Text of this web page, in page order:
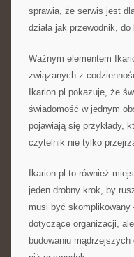
sprawia, że serwis jest
działa jak przewodnik,
Ważnym elementem
związanych z
Ikarion.pl pokazuje, że
świadomość w jednym
pojawiają się przykłady,
czytelnik nie tylko
Ikarion.pl to również
jeden drobny krok, by
musi być
dotyczące organizacji,
budowaniu